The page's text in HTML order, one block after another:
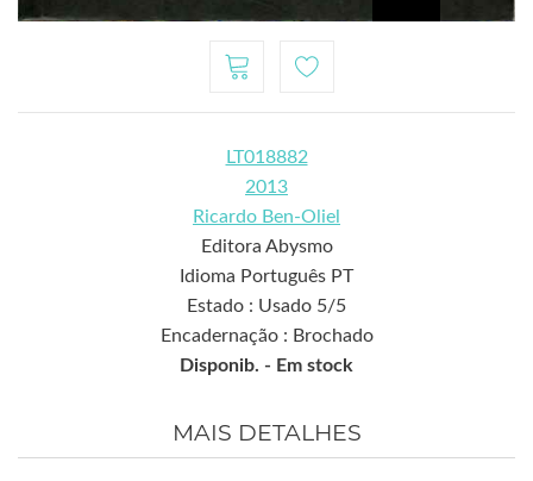
LT018882
2013
Ricardo Ben-Oliel
Editora Abysmo
Idioma Português PT
Estado : Usado 5/5
Encadernação : Brochado
Disponib. - Em stock
MAIS DETALHES